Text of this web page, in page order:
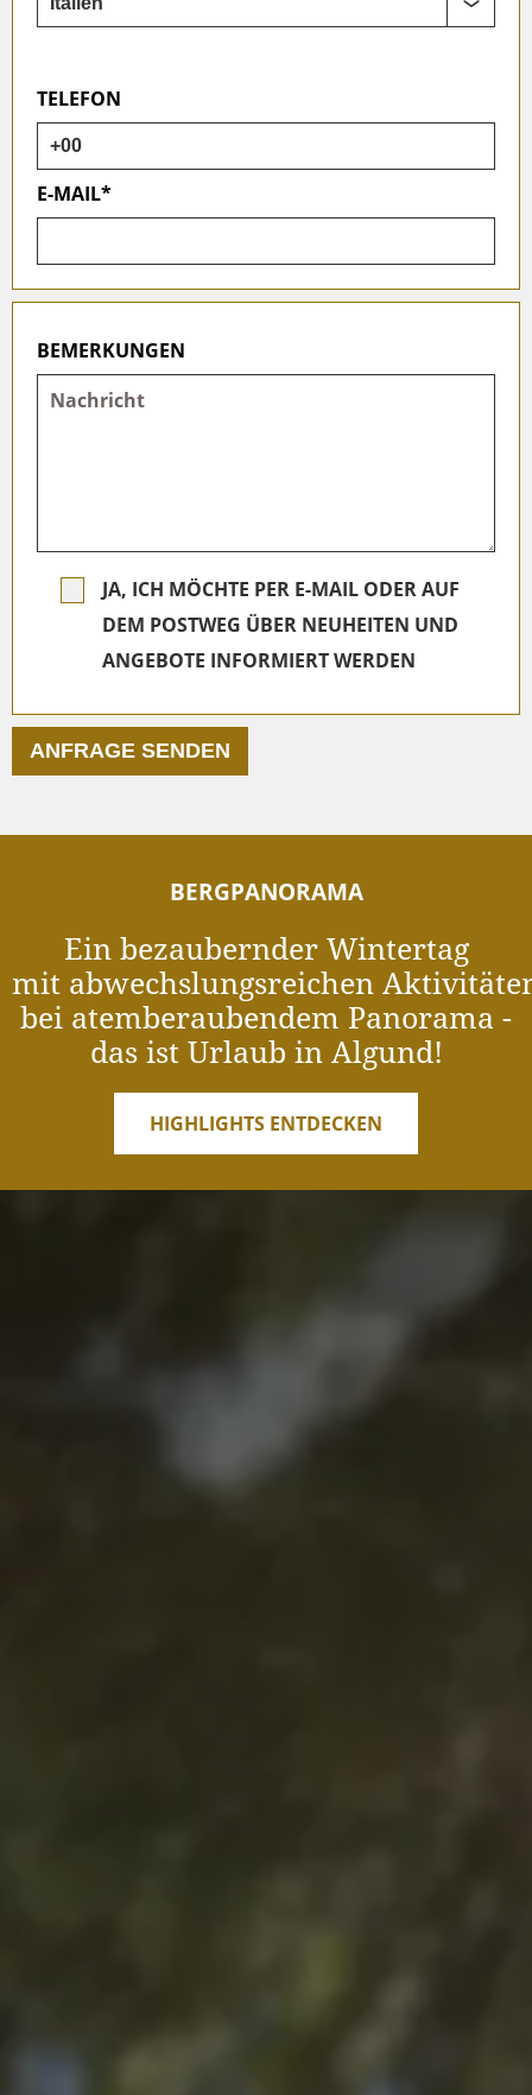
TELEFON
E-MAIL*
BEMERKUNGEN
JA, ICH MÖCHTE PER E-MAIL ODER AUF
DEM POSTWEG ÜBER NEUHEITEN UND
ANGEBOTE INFORMIERT WERDEN
BERGPANORAMA
Ein bezaubernder Wintertag
mit abwechslungsreichen
bei atemberaubendem Panorama -
das ist Urlaub in Algund!
HIGHLIGHTS ENTDECKEN